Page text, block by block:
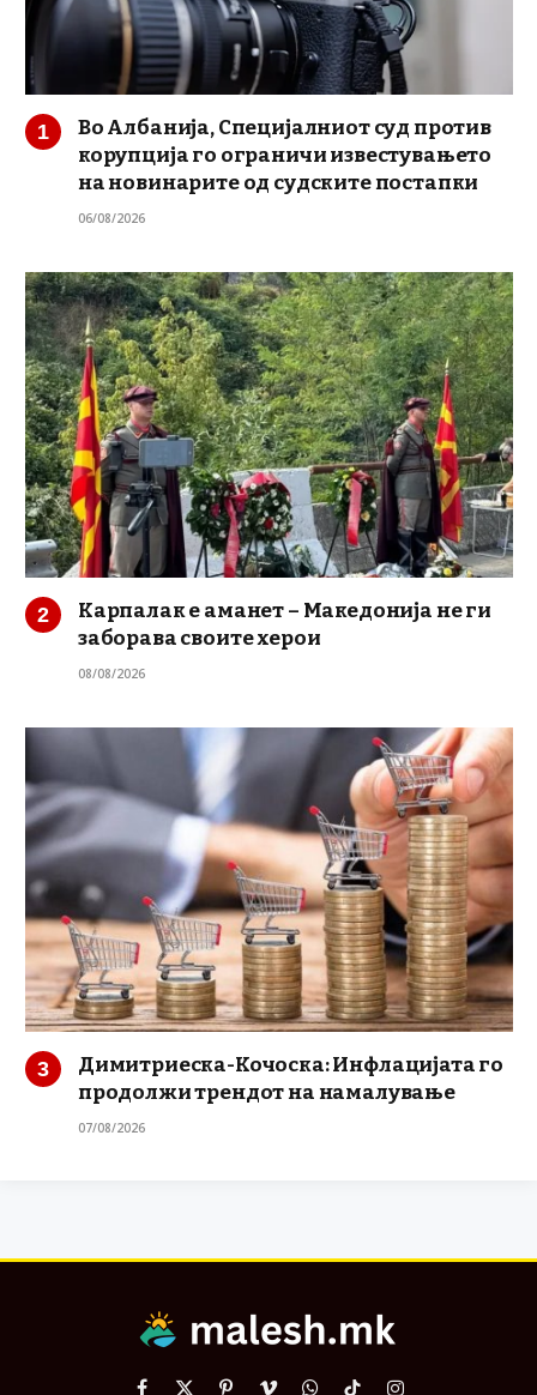
Во Албанија, Специјалниот суд против
корупција го ограничи известувањето
на новинарите од судските постапки
06/08/2026
Карпалак е аманет – Македонија не ги
заборава своите херои
08/08/2026
Димитриеска-Кочоска: Инфлацијата го
продолжи трендот на намалување
07/08/2026